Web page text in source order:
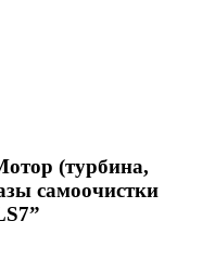
(турбина,
самоочистки